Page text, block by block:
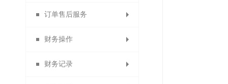
找人代付
线下付款
货到付款
自定义菜单
素材库管理
首次关注
paypal收款账号
京东支付
贝宝收款账号
已售罄的商品
批量修改商品
警戒商品
会员设置
会员等级
会员卡
所有订单
虚拟库存订单
删除日志
订单售后服务
退换货审核
商品评价
财务操作
代理商业绩奖励
财务记录